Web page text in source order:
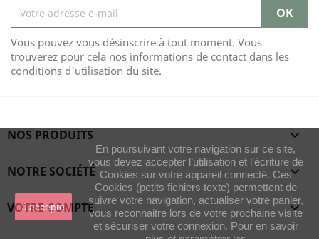
Vous pouvez vous désinscrire à tout moment. Vous
trouverez pour cela nos informations de contact dans les
conditions d'utilisation du site.
NOS PRODUITS 
NOTRE SOCIÉTÉ 
VOTRE COMPTE 
J'accepte
En poursuivant votre navigation sur ce site,
vous devez accepter l’utilisation et l'écriture de
Cookies sur votre appareil connecté. Ces
Cookies (petits fichiers texte) permettent de
suivre votre navigation, actualiser votre panier,
vous reconnaitre lors de votre prochaine visite
et sécuriser votre connexion. Pour en savoir